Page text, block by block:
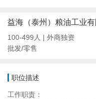
益海（泰州）粮油工业有
100-499人 | 外商独资
批发/零售
职位描述
工作职责：